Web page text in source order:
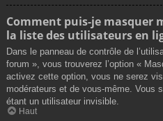
Comment puis-je masquer
la liste des utilisateurs en
Dans le panneau de contrôle de
forum », vous trouverez l’option «
activez cette option, vous ne serez
modérateurs et de vous-même. Vous
étant un utilisateur invisible.
Haut